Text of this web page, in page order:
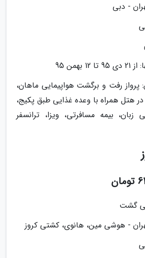
- دبی
95
رفت و برگشت هواپیمایی ماهان،
هتل همراه با وعده غذایی طبق پکیج،
زبان، بیمه مسافرتی، ویزا، ترانسفر
گشت
- هوشی مین، هانوی، کشتی کروز